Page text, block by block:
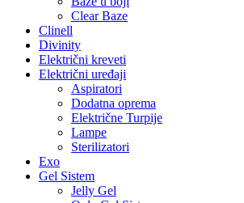
Clear Baze
Clinell
Divinity
Električni kreveti
Električni uređaji
Aspiratori
Dodatna oprema
Električne Turpije
Lampe
Sterilizatori
Exo
Gel Sistem
Jelly Gel